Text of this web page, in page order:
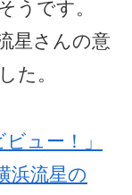
うです。
星さんの意
た。
ュー！」
浜流星の